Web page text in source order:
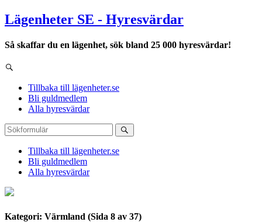
Lägenheter SE - Hyresvärdar
Så skaffar du en lägenhet, sök bland 25 000 hyresvärdar!
Tillbaka till lägenheter.se
Bli guldmedlem
Alla hyresvärdar
Tillbaka till lägenheter.se
Bli guldmedlem
Alla hyresvärdar
Kategori: Värmland (Sida 8 av 37)